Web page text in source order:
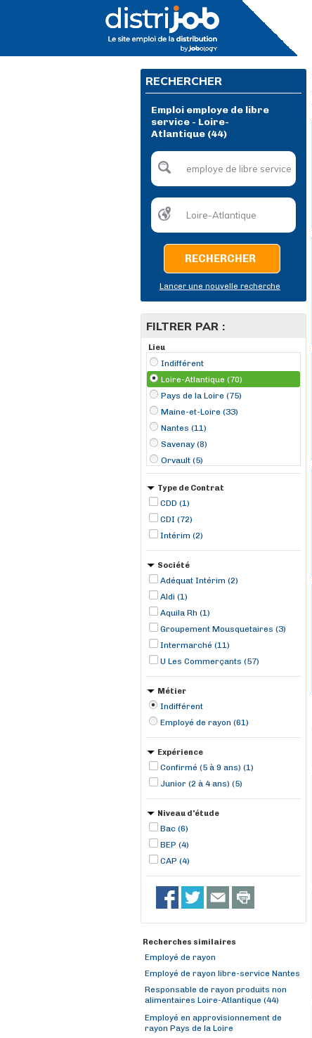
RECHERCHER
Emploi employe de libre
service - Loire-
Atlantique (44)
RECHERCHER
Lancer une nouvelle recherche
FILTRER PAR :
Lieu
Indifférent
Loire-Atlantique (70)
Pays de la Loire (75)
Maine-et-Loire (33)
Nantes (11)
Savenay (8)
Orvault (5)
La Chapelle-Basse-Mer (4)
Haute-Goulaine (3)
La Chapelle-des-Marais (3)
Paimbuf (3)
Thouaré-sur-Loire (3)
Type de Contrat
CDD (1)
CDI (72)
Intérim (2)
Société
Adéquat Intérim (2)
Aldi (1)
Aquila Rh (1)
Groupement Mousquetaires (3)
Intermarché (11)
U Les Commerçants (57)
Métier
Indifférent
Employé de rayon (61)
Expérience
Confirmé (5 à 9 ans) (1)
Junior (2 à 4 ans) (5)
Niveau d'étude
Bac (6)
BEP (4)
CAP (4)
Recherches similaires
Employé de rayon
Employé de rayon libre-service Nantes
Responsable de rayon produits non
alimentaires Loire-Atlantique (44)
Employé en approvisionnement de
rayon Pays de la Loire